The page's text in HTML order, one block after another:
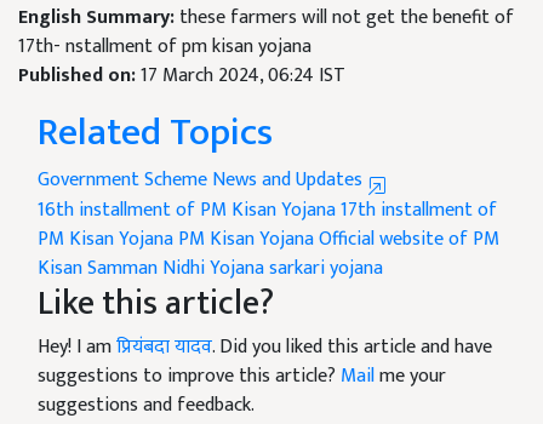
English Summary:these farmers will not get the benefit of
17th- nstallment of pm kisan yojana
Published on:17 March 2024, 06:24 IST
Related Topics
Government Scheme News and Updates
16th installment of PM Kisan Yojana17th installment of
PM Kisan YojanaPM Kisan YojanaOfficial website of PM
Kisan Samman Nidhi Yojanasarkari yojana
Like this article?
Hey! I amप्रियंबदा यादव. Did you liked this article and have
suggestions to improve this article? Mailme your
suggestions and feedback.